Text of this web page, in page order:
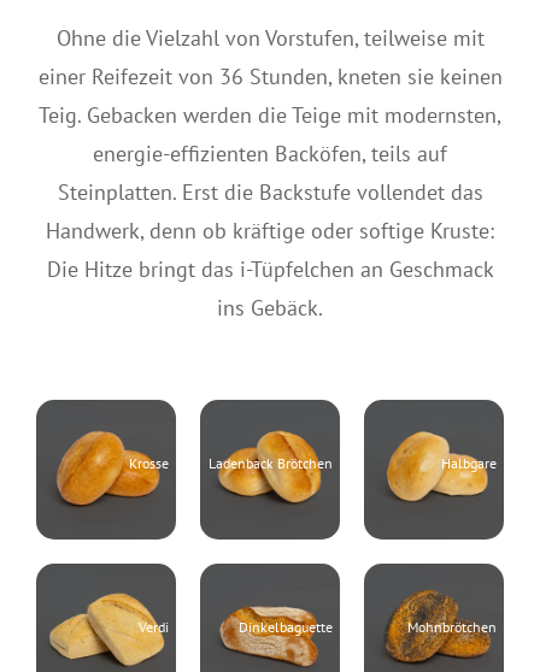
Ohne die Vielzahl von Vorstufen, teilweise mit
einer Reifezeit von 36 Stunden, kneten sie keinen
Teig. Gebacken werden die Teige mit modernsten,
energie-effizienten Backöfen, teils auf
Steinplatten. Erst die Backstufe vollendet das
Handwerk, denn ob kräftige oder softige Kruste:
Die Hitze bringt das i-Tüpfelchen an Geschmack
ins Gebäck.
Krosse Ladenback Brötchen Halbgare
Verdi Dinkelbaguette Mohnbrötchen